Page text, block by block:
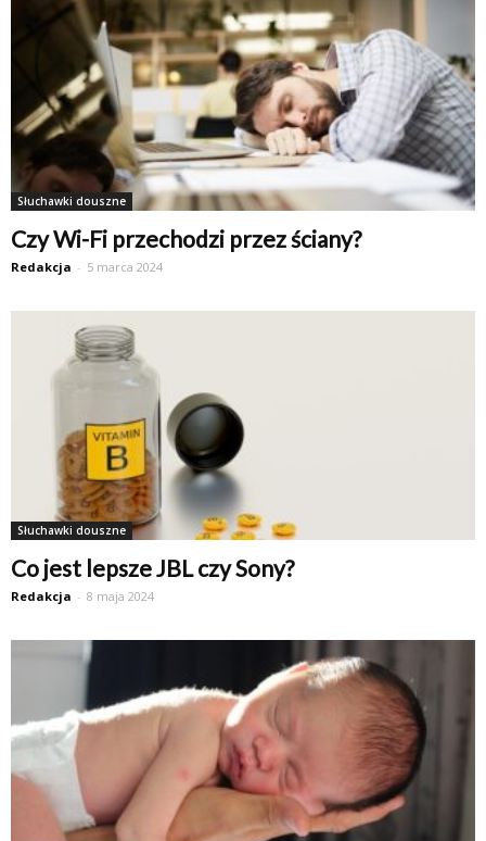
Słuchawki douszne
Czy Wi-Fi przechodzi przez ściany?
Redakcja - 5 marca 2024
Słuchawki douszne
Co jest lepsze JBL czy Sony?
Redakcja - 8 maja 2024